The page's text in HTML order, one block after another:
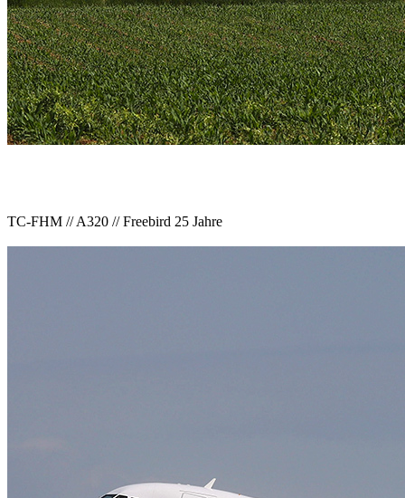
TC-FHM // A320 // Freebird 25 Jahre